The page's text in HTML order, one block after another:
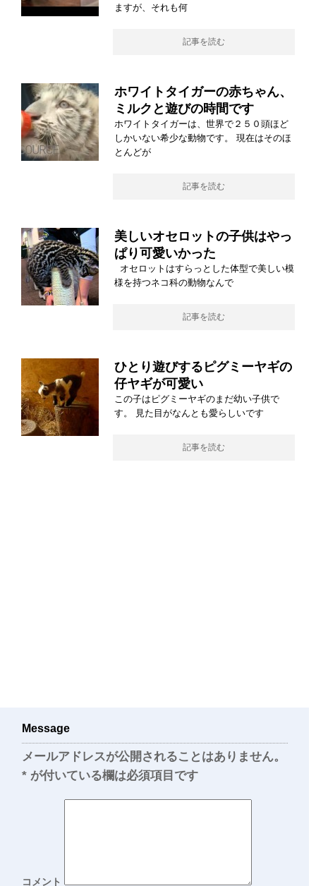
ますが、それも何
記事を読む
ホワイトタイガーの赤ちゃん、
ミルクと遊びの時間です
ホワイトタイガーは、世界で２５０頭ほど
しかいない希少な動物です。 現在はそのほ
とんどが
記事を読む
美しいオセロットの子供はやっ
ぱり可愛いかった
オセロットはすらっとした体型で美しい模
様を持つネコ科の動物なんで
記事を読む
ひとり遊びするピグミーヤギの
仔ヤギが可愛い
この子はピグミーヤギのまだ幼い子供で
す。 見た目がなんとも愛らしいです
記事を読む
Message
メールアドレスが公開されることはありません。
* が付いている欄は必須項目です
コメント